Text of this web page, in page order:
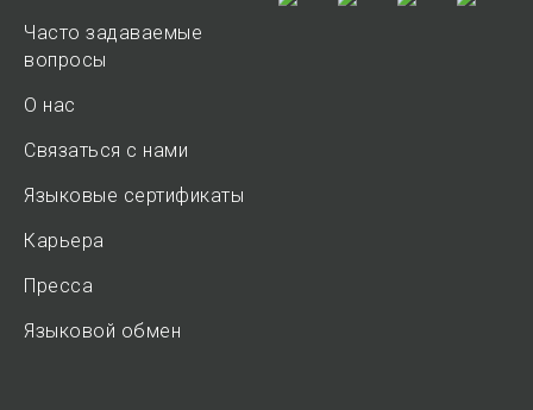
Часто задаваемые
вопросы
О нас
Связаться с нами
Языковые сертификаты
Карьера
Пресса
Языковой обмен